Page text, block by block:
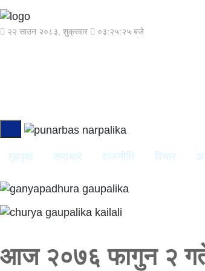
२२ साउन २०८३, शुक्रवार ०३:२५:२६ बजे
गृहपृष्ठ समाचार राजनीति विचार
आज २०७६ फागुन २ गते